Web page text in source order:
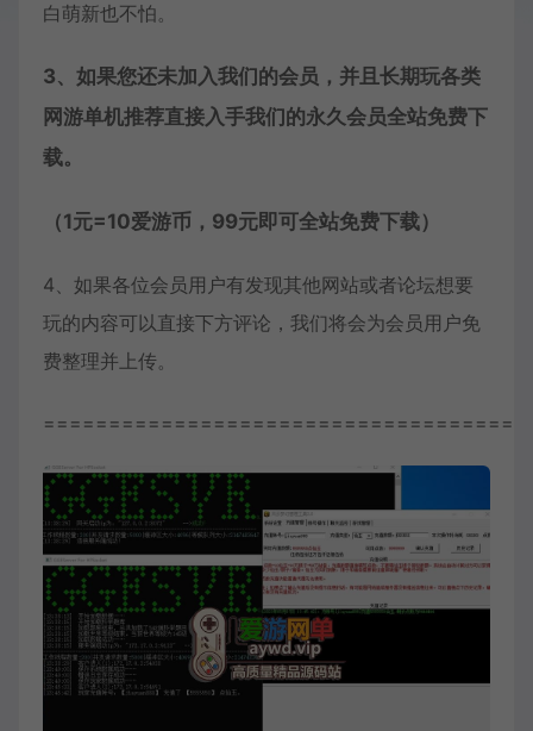
白萌新也不怕。
3、如果您还未加入我们的会员，并且长期玩各类
网游单机推荐直接入手我们的永久会员全站免费下
载。
（1元=10爱游币，99元即可全站免费下载）
4、如果各位会员用户有发现其他网站或者论坛想要
玩的内容可以直接下方评论，我们将会为会员用户免
费整理并上传。